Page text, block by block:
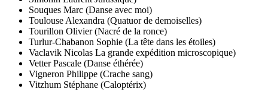
Souques Marc (Danse avec moi)
Toulouse Alexandra (Quatuor de demoiselles)
Tourillon Olivier (Nacré de la ronce)
Turlur-Chabanon Sophie (La tête dans les étoiles)
Vaclavik Nicolas La grande expédition microscopique)
Vetter Pascale (Danse éthérée)
Vigneron Philippe (Crache sang)
Vitzhum Stéphane (Caloptérix)